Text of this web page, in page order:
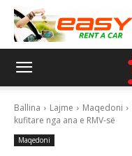
Ballina Lajme Maqedoni
kufitare nga ana e RMV-së
Maqedoni